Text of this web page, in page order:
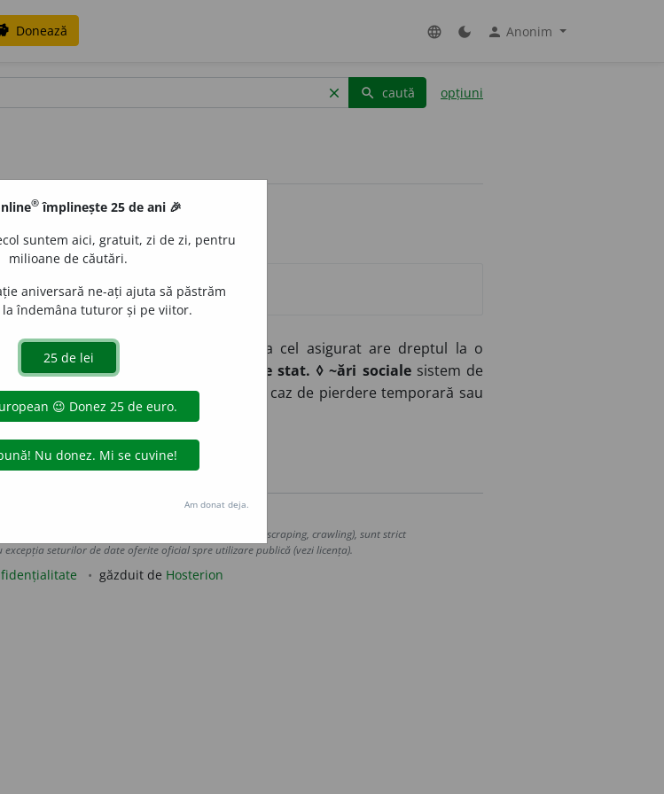
Donează language dark_mode person Anonim
clear search caută opțiuni
2)Raport juridic în baza căruia cel asigurat are dreptul la o
incendiu etc.
~ de bunuri. ~ de stat. ◊ ~ări socialesistem de
de pensii, ajutoare materiale etc., în caz de pierdere temporară sau
prin orice metode de extragere automată (web scraping, crawling), sunt strict
seturilor de date oferite oficial spre utilizare publică (vezi licența).
găzduit de Hosterion
® împlinește 25 de ani 🎉
suntem aici, gratuit, zi de zi, pentru
milioane de căutări.
aniversară ne-ați ajuta să păstrăm
îndemâna tuturor și pe viitor.
Am donat deja.